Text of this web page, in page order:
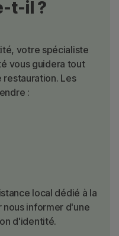
t-il ?
votre spécialiste
vous guidera tout
restauration. Les
:
local dédié à la
informer d'une
d'identité.